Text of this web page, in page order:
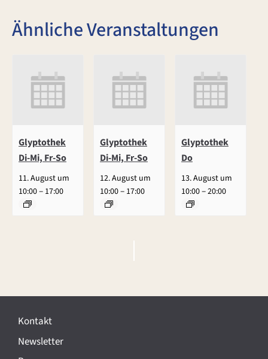
Ähnliche Veranstaltungen
Glyptothek
Di-Mi, Fr-So
11. August um
10:00– 17:00
Glyptothek
Di-Mi, Fr-So
12. August um
10:00– 17:00
Glyptothek
Do
13. August um
10:00–20:00
e
a
n
Kontakt
Newsletter